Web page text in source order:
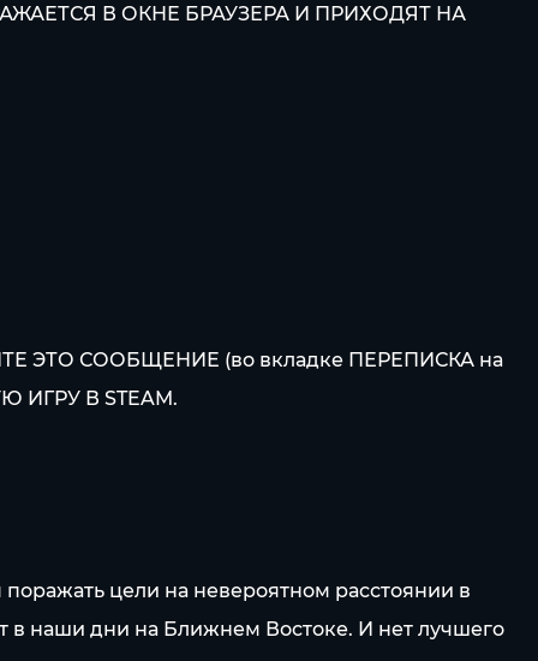
В ОКНЕ БРАУЗЕРА И ПРИХОДЯТ НА
СООБЩЕНИЕ (во вкладке ПЕРЕПИСКА на
ИГРУ В STEAM.
цели на невероятном расстоянии в
в наши дни на Ближнем Востоке. И нет лучшего